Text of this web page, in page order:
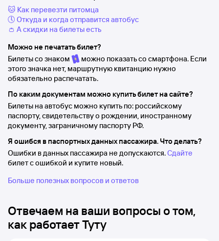
🐱 Как перевезти питомца
🕔 Откуда и когда отправится автобус
👛 А скидки на билеты есть
Можно не печатать билет?
Билеты со знаком
можно показать со смартфона. Если
этого значка нет, маршрутную квитанцию нужно
обязательно распечатать.
По каким документам можно купить билет на сайте?
Билеты на автобус можно купить по: российскому
паспорту, свидетельству о рождении, иностранному
документу, заграничному паспорту РФ.
Я ошибся в паспортных данных пассажира. Что делать?
Ошибки в данных пассажира не допускаются.Сдайте
билет с ошибкой и купите новый.
Больше полезных вопросов и ответов
Отвечаем на ваши вопросы о том,
как работает Туту